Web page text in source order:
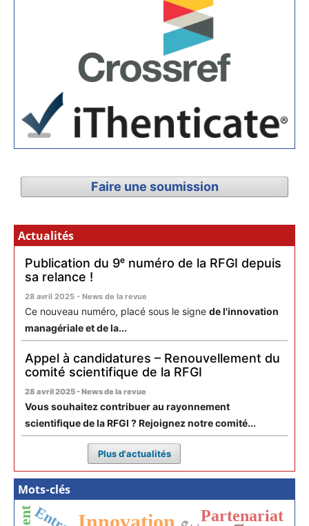
Faire une soumission
Actualités
Publication du 9ᵉ numéro de la RFGI depuis
sa relance !
28 avril 2025 - News de la revue
Ce nouveau numéro, placé sous le signe de l'innovation
managériale et de la...
Appel à candidatures – Renouvellement du
comité scientifique de la RFGI
28 avril 2025 - News de la revue
Vous souhaitez contribuer au rayonnement
scientifique de la RFGI ? Rejoignez notre comité...
Plus d'actualités
Mots-clés
Partenariat